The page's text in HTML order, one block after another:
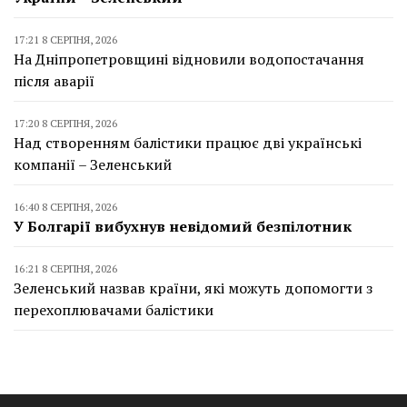
17:21 8 СЕРПНЯ, 2026
На Дніпропетровщині відновили водопостачання
після аварії
17:20 8 СЕРПНЯ, 2026
Над створенням балістики працює дві українські
компанії – Зеленський
16:40 8 СЕРПНЯ, 2026
У Болгарії вибухнув невідомий безпілотник
16:21 8 СЕРПНЯ, 2026
Зеленський назвав країни, які можуть допомогти з
перехоплювачами балістики